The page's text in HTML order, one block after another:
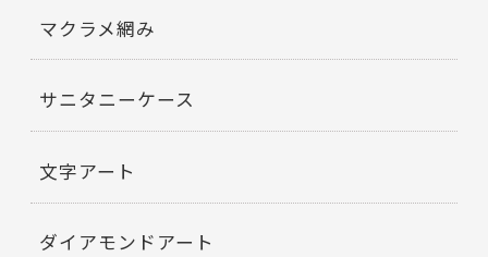
マクラメ網み
サニタニーケース
文字アート
ダイアモンドアート